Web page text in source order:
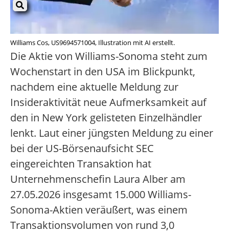
Williams Cos, US9694571004, Illustration mit AI erstellt.
Die Aktie von Williams-Sonoma steht zum
Wochenstart in den USA im Blickpunkt,
nachdem eine aktuelle Meldung zur
Insideraktivität neue Aufmerksamkeit auf
den in New York gelisteten Einzelhändler
lenkt. Laut einer jüngsten Meldung zu einer
bei der US-Börsenaufsicht SEC
eingereichten Transaktion hat
Unternehmenschefin Laura Alber am
27.05.2026 insgesamt 15.000 Williams-
Sonoma-Aktien veräußert, was einem
Transaktionsvolumen von rund 3,0